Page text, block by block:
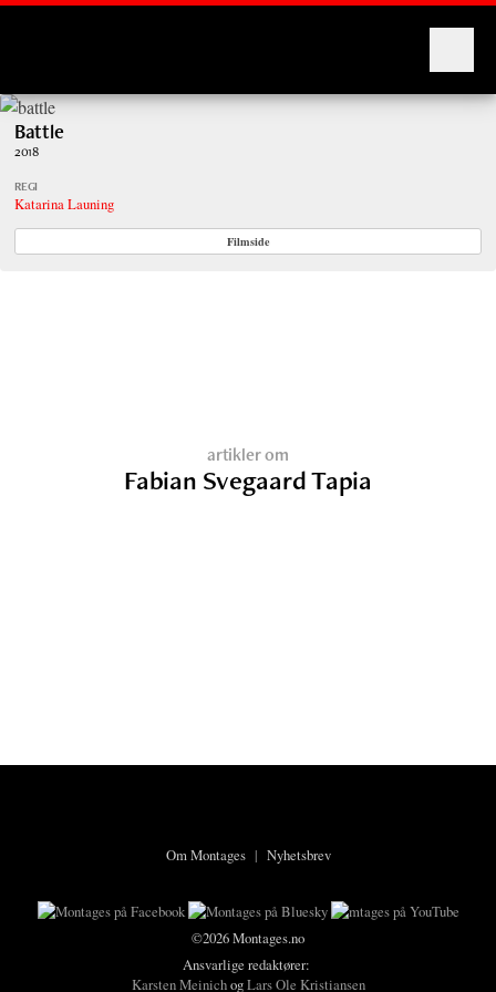
Battle
2018
REGI
Katarina Launing
Filmside
artikler om
Fabian Svegaard Tapia
Om Montages| Nyhetsbrev
©2026 Montages.no
Ansvarlige redaktører:
Karsten MeinichogLars Ole Kristiansen